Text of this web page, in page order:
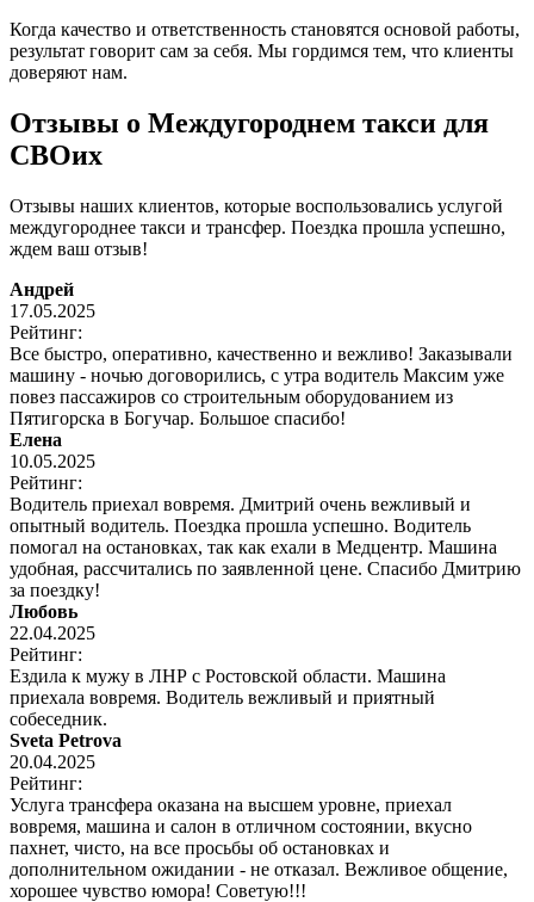
Когда качество и ответственность становятся основой работы,
результат говорит сам за себя. Мы гордимся тем, что клиенты
доверяют нам.
Отзывы о Междугороднем такси для
СВОих
Отзывы наших клиентов, которые воспользовались услугой
междугороднее такси и трансфер. Поездка прошла успешно,
ждем ваш отзыв!
Андрей
17.05.2025
Рейтинг:
Все быстро, оперативно, качественно и вежливо! Заказывали
машину - ночью договорились, с утра водитель Максим уже
повез пассажиров со строительным оборудованием из
Пятигорска в Богучар. Большое спасибо!
Елена
10.05.2025
Рейтинг:
Водитель приехал вовремя. Дмитрий очень вежливый и
опытный водитель. Поездка прошла успешно. Водитель
помогал на остановках, так как ехали в Медцентр. Машина
удобная, рассчитались по заявленной цене. Спасибо Дмитрию
за поездку!
Любовь
22.04.2025
Рейтинг:
Ездила к мужу в ЛНР с Ростовской области. Машина
приехала вовремя. Водитель вежливый и приятный
собеседник.
Sveta Petrova
20.04.2025
Рейтинг:
Услуга трансфера оказана на высшем уровне, приехал
вовремя, машина и салон в отличном состоянии, вкусно
пахнет, чисто, на все просьбы об остановках и
дополнительном ожидании - не отказал. Вежливое общение,
хорошее чувство юмора! Советую!!!